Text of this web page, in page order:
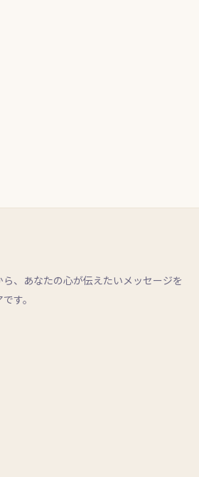
、あなたの心が伝えたいメッセージを
す。